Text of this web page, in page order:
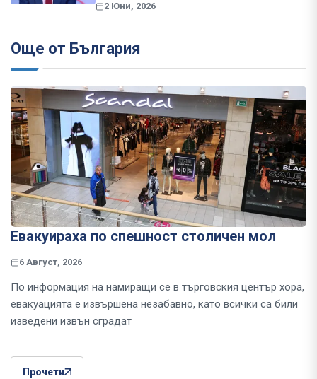
2 Юни, 2026
Още от България
Евакуираха по спешност столичен мол
6 Август, 2026
По информация на намиращи се в търговския център хора,
евакуацията е извършена незабавно, като всички са били
изведени извън сградат
Прочети